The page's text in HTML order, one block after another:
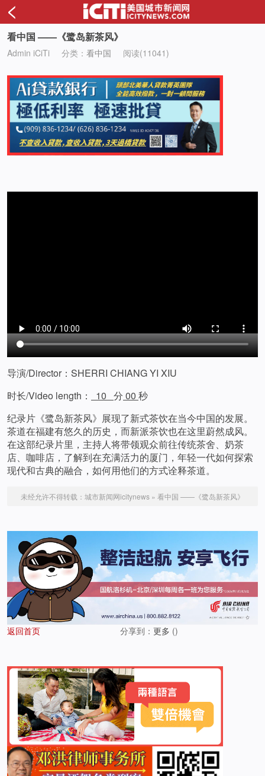
<
看中国 ——《鹭岛新茶风》
Admin iCiTi 分类： 看中国 阅读(11041)
导演/Director：SHERRI CHIANG YI XIU
时长/Video length：
10 分 00 秒
纪录片《鹭岛新茶风》展现了新式茶饮在当今中国的发展。
茶道在福建有悠久的历史，而新派茶饮也在这里蔚然成风。
在这部纪录片里，主持人将带领观众前往传统茶舍、奶茶
店、咖啡店，了解到在充满活力的厦门，年轻一代如何探索
现代和古典的融合，如何用他们的方式诠释茶道。
未经允许不得转载： 城市新闻网icitynews » 看中国 ——《鹭岛新茶风》
返回首页 分享到： 更多 ()